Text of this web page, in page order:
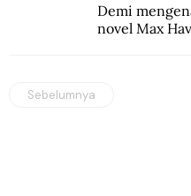
Demi
novel Max
Sebelumnya